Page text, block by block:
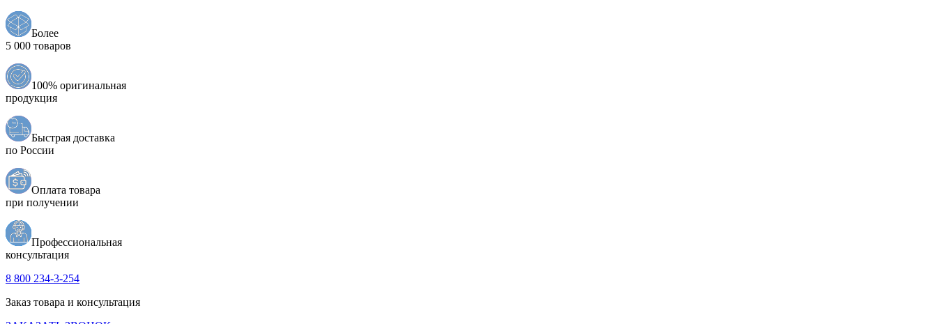
Более
5 000 товаров
100% оригинальная
продукция
Быстрая доставка
по России
Оплата товара
при получении
Профессиональная
консультация
8 800 234-3-254
Заказ товара и консультация